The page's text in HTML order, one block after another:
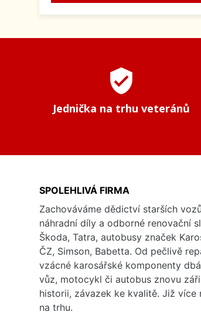
verified_user
Jednička na trhu veteránů
SPOLEHLIVÁ FIRMA
Zachováváme dědictví starších
náhradní díly a odborné renovační
Škoda, Tatra, autobusy značek
ČZ, Simson, Babetta. Od pečlivě
vzácné karosářské komponenty
vůz, motocykl či autobus znovu
historii, závazek ke kvalitě. Již více
na trhu.